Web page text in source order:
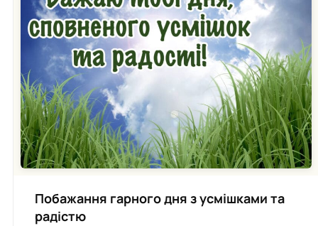
Побажання гарного дня з усмішками та
радістю